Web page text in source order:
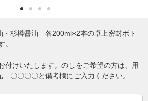
・杉樽醤油 各200ml×2本の卓上密封ボト
。
けいたします。のしをご希望の方は、用
〇〇〇〇と備考欄にご入力ください。